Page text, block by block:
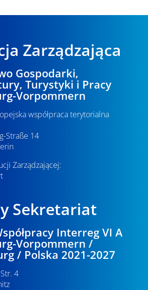
Zarządzająca
Gospodarki,
Turystyki i Pracy
Vorpommern
współpraca terytorialna
Straße 14
Zarządzającej:
Sekretariat
Interreg VI A
Vorpommern /
/ Polska 2021-2027
4